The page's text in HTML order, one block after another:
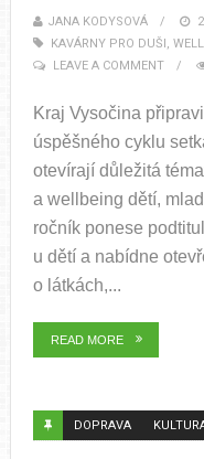
JANA KODYSOVÁ
KAVÁRNY PRO DUŠI,
LEAVE A COMMENT
Kraj Vysočina
úspěšného cyklu
otevírají důležitá
a wellbeing dětí,
ročník ponese
u dětí a nabídne
o látkách,...
READ MORE
DOPRAVA